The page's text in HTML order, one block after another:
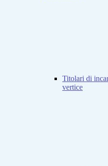
Titolari di
vertice